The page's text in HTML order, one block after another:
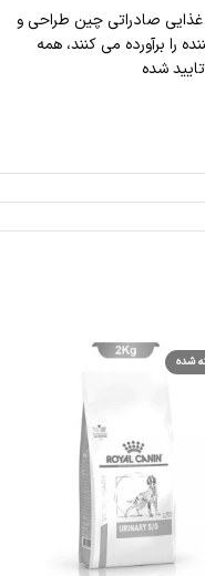
غذایی صادراتی چین طراحی و
را برآورده می کنند، همه
شده